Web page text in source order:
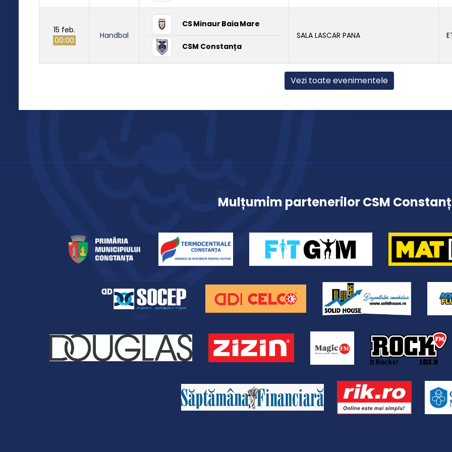
15 feb.
00:00
Handbal
CS Minaur Baia Mare
CSM Constanța
SALA LASCAR PANA
Vezi toate evenimentele
Mulțumim partenerilor CSM